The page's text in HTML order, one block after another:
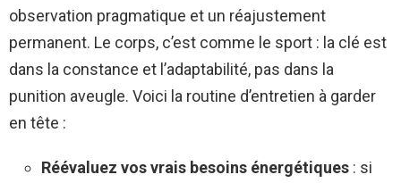
observation pragmatique et un réajustement
permanent. Le corps, c’est comme le sport : la clé est
dans la constance et l’adaptabilité, pas dans la
punition aveugle. Voici la routine d’entretien à garder
en tête :
Réévaluez vos vrais besoins énergétiques : si